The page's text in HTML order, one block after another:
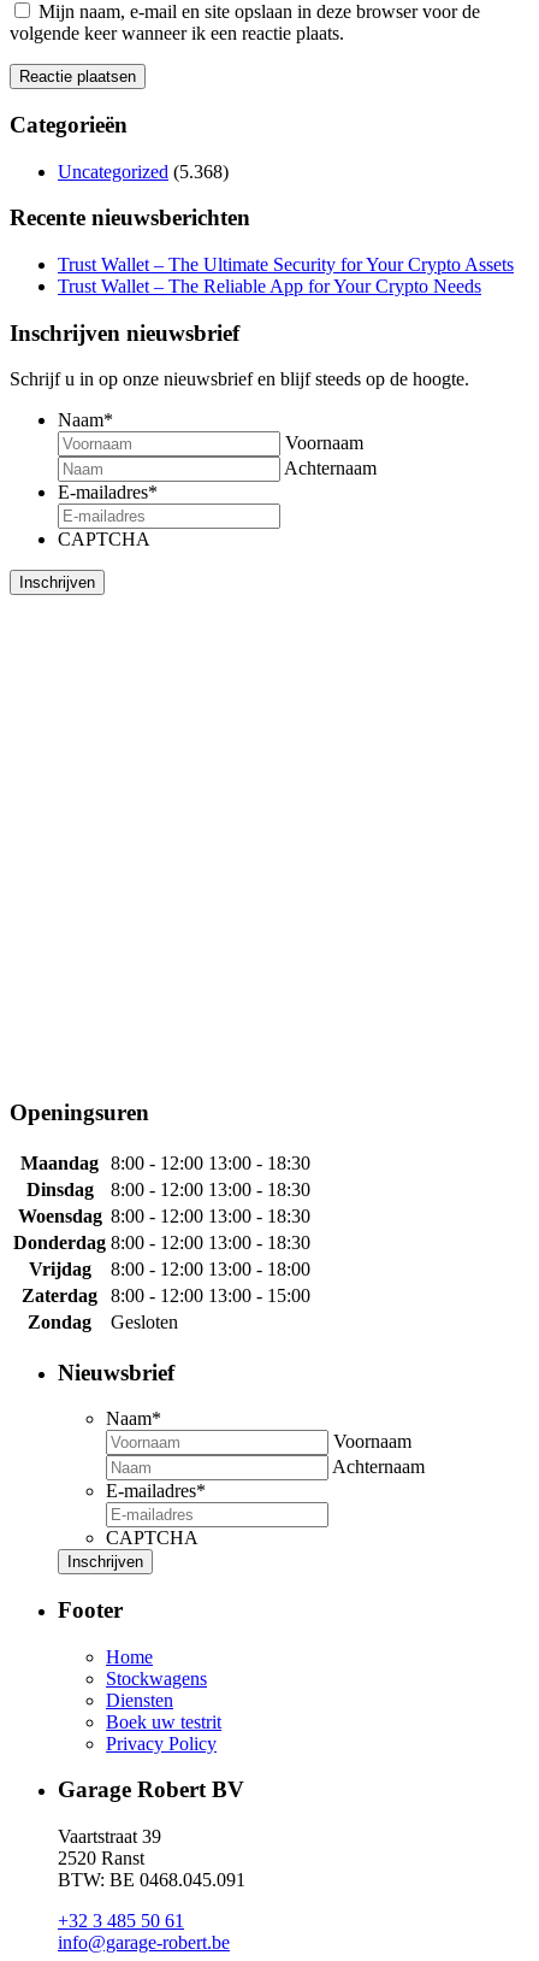
Mijn naam, e-mail en site opslaan in deze browser voor de
volgende keer wanneer ik een reactie plaats.
Categorieën
Uncategorized (5.368)
Recente nieuwsberichten
Trust Wallet – The Ultimate Security for Your Crypto Assets
Trust Wallet – The Reliable App for Your Crypto Needs
Inschrijven nieuwsbrief
Schrijf u in op onze nieuwsbrief en blijf steeds op de hoogte.
Naam*
Voornaam
Achternaam
E-mailadres*
CAPTCHA
Openingsuren
Maandag 8:00 - 12:00 13:00 - 18:30
Dinsdag
8:00 - 12:00 13:00 - 18:30
Woensdag 8:00 - 12:00 13:00 - 18:30
Donderdag 8:00 - 12:00 13:00 - 18:30
Vrijdag
8:00 - 12:00 13:00 - 18:00
Zaterdag
8:00 - 12:00 13:00 - 15:00
Zondag
Gesloten
Nieuwsbrief
Naam*
Voornaam
Achternaam
E-mailadres*
CAPTCHA
Footer
Home
Stockwagens
Diensten
Boek uw testrit
Privacy Policy
Garage Robert BV
Vaartstraat 39
2520 Ranst
BTW: BE 0468.045.091
+32 3 485 50 61
info@garage-robert.be